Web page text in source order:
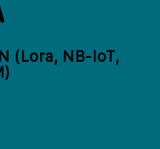
(Lora, NB-IoT,